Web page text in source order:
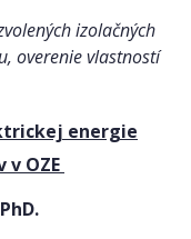
izolačných
overenie vlastností
energie
OZE